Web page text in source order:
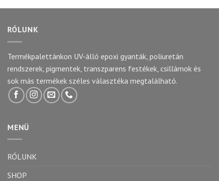
RÓLUNK
Termékpalettánkon UV-álló epoxi gyanták, poliuretán
rendszerek, pigmentek, transzparens festékek, csillámok és
sok más termékek széles választéka megtalálható.
MENÜ
RÓLUNK
SHOP